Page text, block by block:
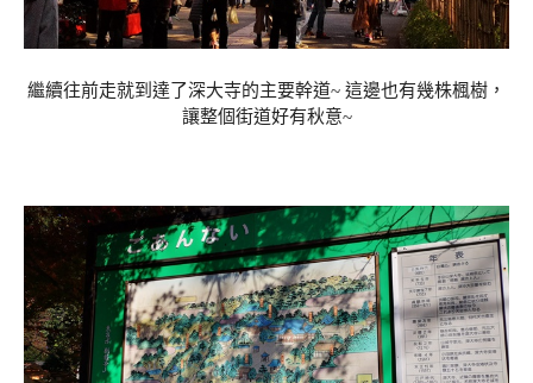
繼續往前走就到達了深大寺的主要幹道~ 這邊也有幾株楓樹，
讓整個街道好有秋意~